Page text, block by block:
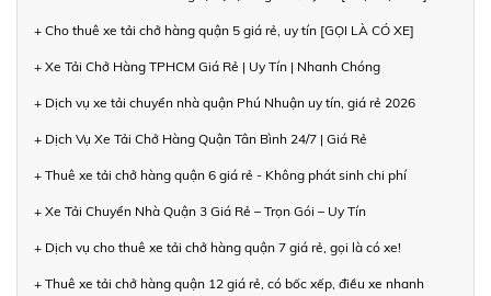
+ Cho thuê xe tải chở hàng quận 5 giá rẻ, uy tín [GỌI LÀ CÓ XE]
+ Xe Tải Chở Hàng TPHCM Giá Rẻ | Uy Tín | Nhanh Chóng
+ Dịch vụ xe tải chuyển nhà quận Phú Nhuận uy tín, giá rẻ 2026
+ Dịch Vụ Xe Tải Chở Hàng Quận Tân Bình 24/7 | Giá Rẻ
+ Thuê xe tải chở hàng quận 6 giá rẻ - Không phát sinh chi phí
+ Xe Tải Chuyển Nhà Quận 3 Giá Rẻ – Trọn Gói – Uy Tín
+ Dịch vụ cho thuê xe tải chở hàng quận 7 giá rẻ, gọi là có xe!
+ Thuê xe tải chở hàng quận 12 giá rẻ, có bốc xếp, điều xe nhanh